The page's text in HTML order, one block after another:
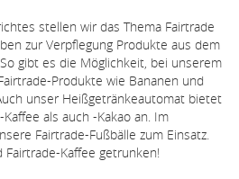
stellen wir das Thema Fairtrade
zur Verpflegung Produkte aus dem
gibt es die Möglichkeit, bei unserem
Produkte wie Bananen und
unser Heißgetränkeautomat bietet
als auch -Kakao an. Im
Fairtrade-Fußbälle zum Einsatz.
Kaffee getrunken!